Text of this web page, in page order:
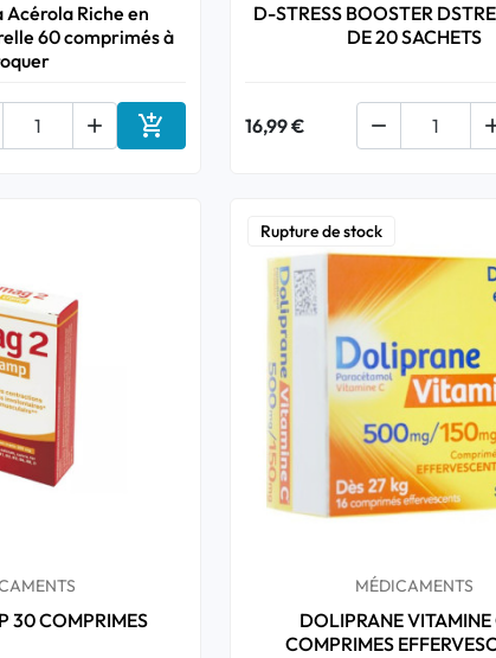
Riche en
60 comprimés à
 Ajouter au panier
D-STRESS BOOSTER
DE 20 SACHETS
16,99 € 
30 COMPRIMES
Rupture de stock
MÉDICAMENTS
DOLIPRANE VITAMINE
COMPRIMES